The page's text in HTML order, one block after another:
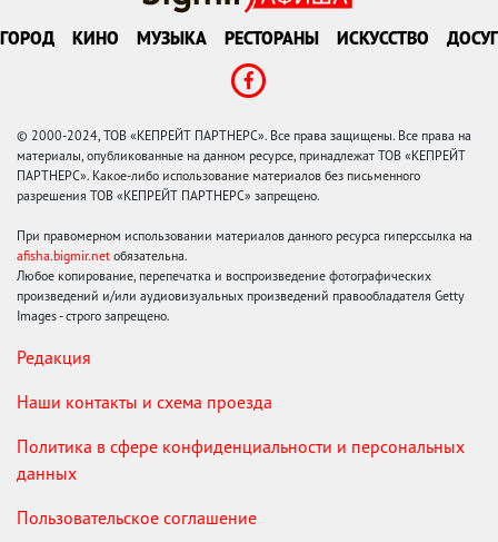
ГОРОД КИНО МУЗЫКА РЕСТОРАНЫ ИСКУССТВО ДОСУГ
© 2000-2024, ТОВ «КЕПРЕЙТ ПАРТНЕРС». Все права защищены. Все права на
материалы, опубликованные на данном ресурсе, принадлежат ТОВ «КЕПРЕЙТ
ПАРТНЕРС». Какое-либо использование материалов без письменного
разрешения ТОВ «КЕПРЕЙТ ПАРТНЕРС» запрещено.
При правомерном использовании материалов данного ресурса гиперссылка на
afisha.bigmir.net обязательна.
Любое копирование, перепечатка и воспроизведение фотографических
произведений и/или аудиовизуальных произведений правообладателя Getty
Images - строго запрещено.
Редакция
Наши контакты и схема проезда
Политика в сфере конфиденциальности и персональных
данных
Пользовательское соглашение